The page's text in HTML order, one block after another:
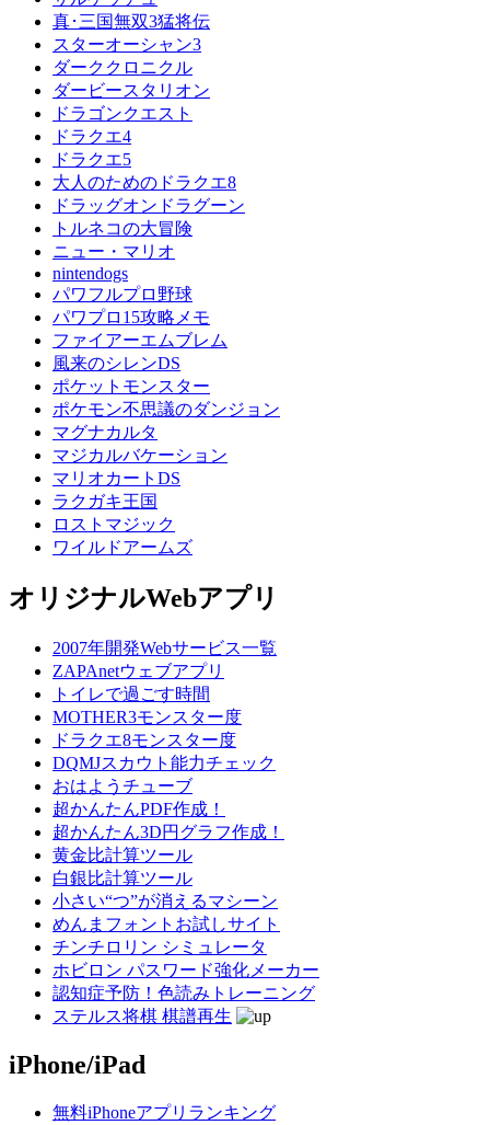
真･三国無双3猛将伝
スターオーシャン3
ダーククロニクル
ダービースタリオン
ドラゴンクエスト
ドラクエ4
ドラクエ5
大人のためのドラクエ8
ドラッグオンドラグーン
トルネコの大冒険
ニュー・マリオ
nintendogs
パワフルプロ野球
パワプロ15攻略メモ
ファイアーエムブレム
風来のシレンDS
ポケットモンスター
ポケモン不思議のダンジョン
マグナカルタ
マジカルバケーション
マリオカートDS
ラクガキ王国
ロストマジック
ワイルドアームズ
オリジナルWebアプリ
2007年開発Webサービス一覧
ZAPAnetウェブアプリ
トイレで過ごす時間
MOTHER3モンスター度
ドラクエ8モンスター度
DQMJスカウト能力チェック
おはようチューブ
超かんたんPDF作成！
超かんたん3D円グラフ作成！
黄金比計算ツール
白銀比計算ツール
小さい“つ”が消えるマシーン
めんまフォントお試しサイト
チンチロリン シミュレータ
ホビロン パスワード強化メーカー
認知症予防！色読みトレーニング
ステルス将棋 棋譜再生
iPhone/iPad
無料iPhoneアプリランキング